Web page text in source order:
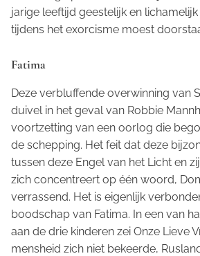
jarige leeftijd geestelijk en
tijdens het exorcisme moest
Fatima
Deze verbluffende overwinning van
duivel in het geval van Robbie
voortzetting van een oorlog die
de schepping. Het feit dat deze
tussen deze Engel van het Licht en
zich concentreert op één woord,
verrassend. Het is eigenlijk
boodschap van Fatima. In een van
aan de drie kinderen zei Onze Lieve
mensheid zich niet bekeerde,